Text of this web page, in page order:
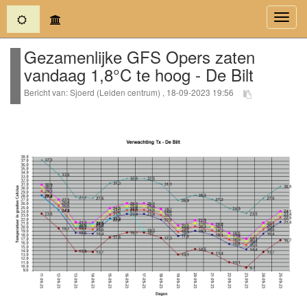
(current)
Gezamenlijke GFS Opers zaten
vandaag 1,8°C te hoog - De Bilt
Bericht van: Sjoerd (Leiden centrum) , 18-09-2023 19:56